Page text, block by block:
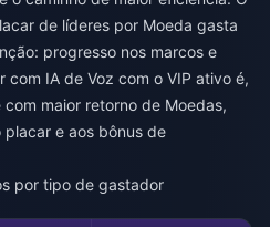
de líderes por Moeda gasta
progresso nos marcos e
com IA de Voz com o VIP ativo é,
maior retorno de Moedas,
e aos bônus de
por tipo de gastador